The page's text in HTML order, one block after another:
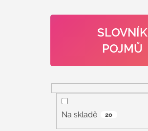
SLOVNÍK
POJMŮ
Na skladě 20